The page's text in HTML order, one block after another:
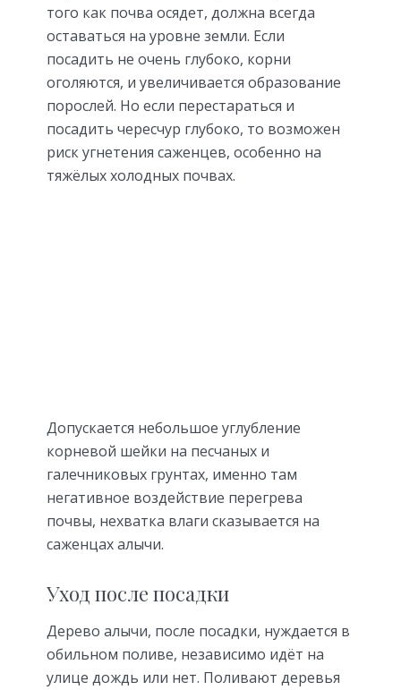
того как почва осядет, должна всегда
оставаться на уровне земли. Если
посадить не очень глубоко, корни
оголяются, и увеличивается образование
порослей. Но если перестараться и
посадить чересчур глубоко, то возможен
риск угнетения саженцев, особенно на
тяжёлых холодных почвах.
Допускается небольшое углубление
корневой шейки на песчаных и
галечниковых грунтах, именно там
негативное воздействие перегрева
почвы, нехватка влаги сказывается на
саженцах алычи.
Уход после посадки
Дерево алычи, после посадки, нуждается в
обильном поливе, независимо идёт на
улице дождь или нет. Поливают деревья